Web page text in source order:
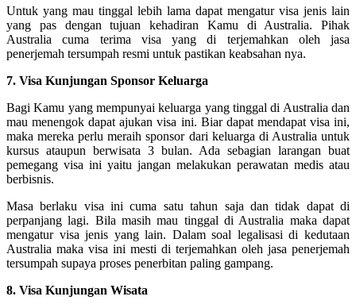
Untuk yang mau tinggal lebih lama dapat mengatur visa jenis lain
yang pas dengan tujuan kehadiran Kamu di Australia. Pihak
Australia cuma terima visa yang di terjemahkan oleh jasa
penerjemah tersumpah resmi untuk pastikan keabsahan nya.
7. Visa Kunjungan Sponsor Keluarga
Bagi Kamu yang mempunyai keluarga yang tinggal di Australia dan
mau menengok dapat ajukan visa ini. Biar dapat mendapat visa ini,
maka mereka perlu meraih sponsor dari keluarga di Australia untuk
kursus ataupun berwisata 3 bulan. Ada sebagian larangan buat
pemegang visa ini yaitu jangan melakukan perawatan medis atau
berbisnis.
Masa berlaku visa ini cuma satu tahun saja dan tidak dapat di
perpanjang lagi. Bila masih mau tinggal di Australia maka dapat
mengatur visa jenis yang lain. Dalam soal legalisasi di kedutaan
Australia maka visa ini mesti di terjemahkan oleh jasa penerjemah
tersumpah supaya proses penerbitan paling gampang.
8. Visa Kunjungan Wisata